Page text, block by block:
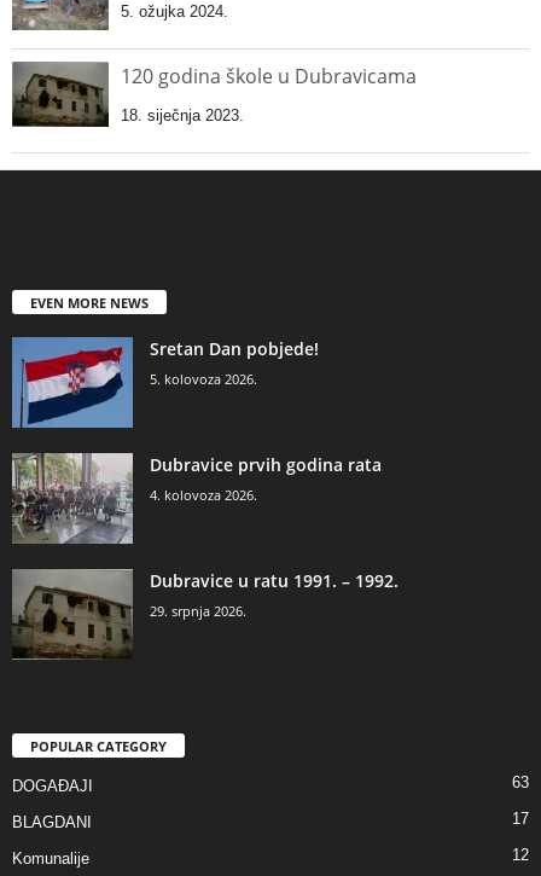
5. ožujka 2024.
120 godina škole u Dubravicama
18. siječnja 2023.
EVEN MORE NEWS
Sretan Dan pobjede!
5. kolovoza 2026.
Dubravice prvih godina rata
4. kolovoza 2026.
Dubravice u ratu 1991. – 1992.
29. srpnja 2026.
POPULAR CATEGORY
DOGAĐAJI 63
BLAGDANI 17
Komunalije 12